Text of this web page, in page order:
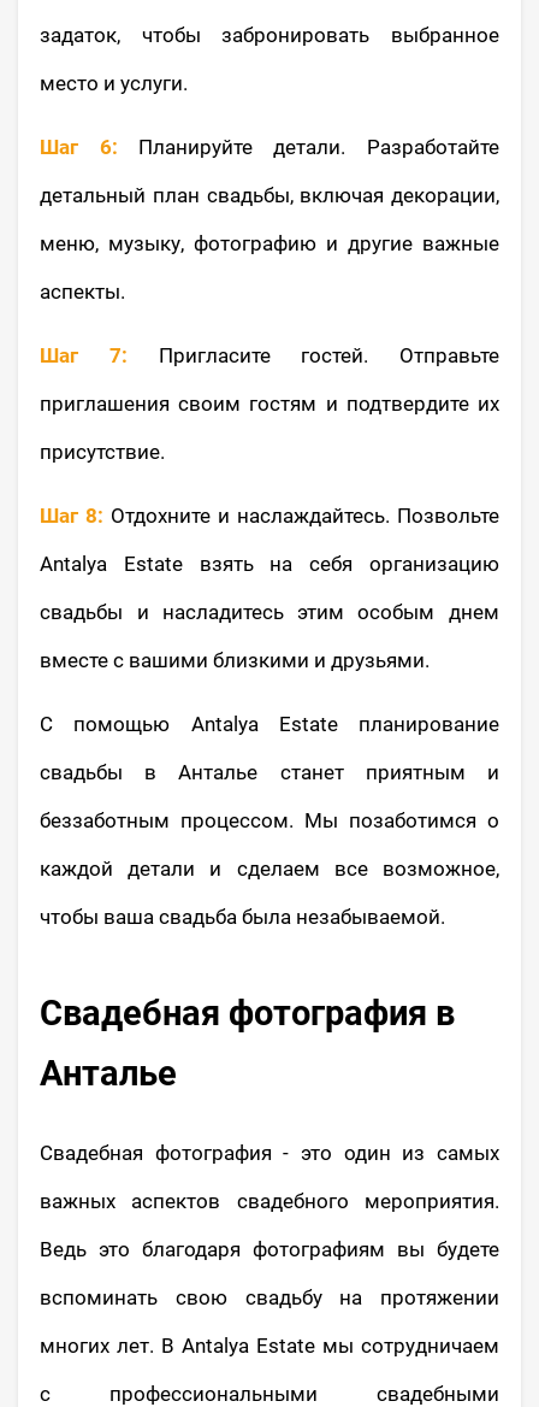
задаток, чтобы забронировать выбранное
место и услуги.
Шаг 6: Планируйте детали. Разработайте
детальный план свадьбы, включая декорации,
меню, музыку, фотографию и другие важные
аспекты.
Шаг 7: Пригласите гостей. Отправьте
приглашения своим гостям и подтвердите их
присутствие.
Шаг 8: Отдохните и наслаждайтесь. Позвольте
Antalya Estate взять на себя организацию
свадьбы и насладитесь этим особым днем
вместе с вашими близкими и друзьями.
С помощью Antalya Estate планирование
свадьбы в Анталье станет приятным и
беззаботным процессом. Мы позаботимся о
каждой детали и сделаем все возможное,
чтобы ваша свадьба была незабываемой.
Свадебная фотография в
Анталье
Свадебная фотография - это один из самых
важных аспектов свадебного мероприятия.
Ведь это благодаря фотографиям вы будете
вспоминать свою свадьбу на протяжении
многих лет. В Antalya Estate мы сотрудничаем
с профессиональными свадебными